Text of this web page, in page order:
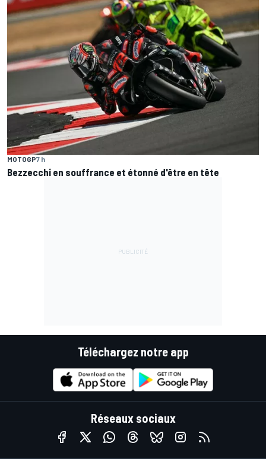
MOTOGP7 h
Bezzecchi en souffrance et étonné d'être en tête
Téléchargez notre app
Réseaux sociaux